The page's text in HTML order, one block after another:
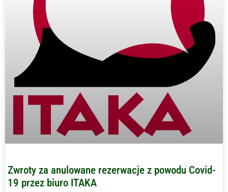
Zwroty za anulowane rezerwacje z powodu Covid-
19 przez biuro ITAKA